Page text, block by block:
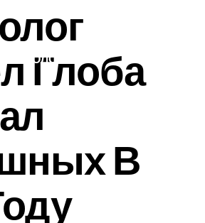
ТЕХНОЛОГИИ
Глоба
В